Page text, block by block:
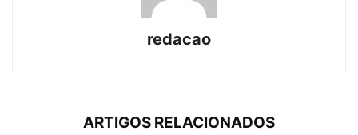
redacao
ARTIGOS RELACIONADOS